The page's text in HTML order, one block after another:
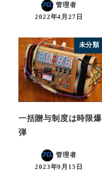
管理者
2022年4月27日
未分類
一括贈与制度は時限爆
弾
管理者
2023年9月15日